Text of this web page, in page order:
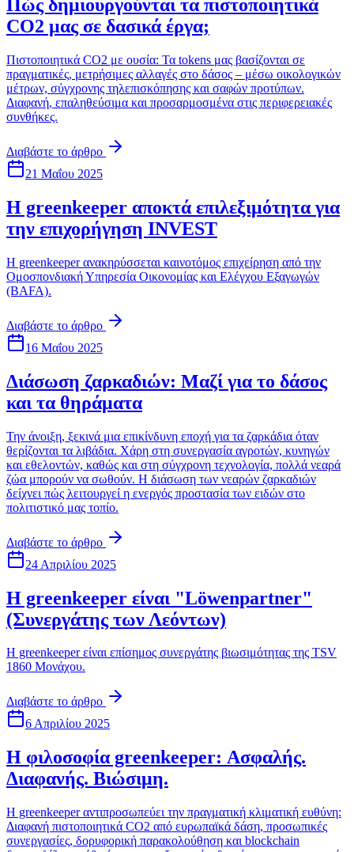
Πώς δημιουργούνται τα πιστοποιητικά
CO2 μας σε δασικά έργα;
Πιστοποιητικά CO2 με ουσία: Τα tokens μας βασίζονται σε
πραγματικές, μετρήσιμες αλλαγές στο δάσος – μέσω οικολογικών
μέτρων, σύγχρονης τηλεπισκόπησης και σαφών προτύπων.
Διαφανή, επαληθεύσιμα και προσαρμοσμένα στις περιφερειακές
συνθήκες.
Διαβάστε το άρθρο
21 Μαΐου 2025
Η greenkeeper αποκτά επιλεξιμότητα για
την επιχορήγηση INVEST
Η greenkeeper ανακηρύσσεται καινοτόμος επιχείρηση από την
Ομοσπονδιακή Υπηρεσία Οικονομίας και Ελέγχου Εξαγωγών
(BAFA).
Διαβάστε το άρθρο
16 Μαΐου 2025
Διάσωση ζαρκαδιών: Μαζί για το δάσος
και τα θηράματα
Την άνοιξη, ξεκινά μια επικίνδυνη εποχή για τα ζαρκάδια όταν
θερίζονται τα λιβάδια. Χάρη στη συνεργασία αγροτών, κυνηγών
και εθελοντών, καθώς και στη σύγχρονη τεχνολογία, πολλά νεαρά
ζώα μπορούν να σωθούν. Η διάσωση των νεαρών ζαρκαδιών
δείχνει πώς λειτουργεί η ενεργός προστασία των ειδών στο
πολιτιστικό μας τοπίο.
Διαβάστε το άρθρο
24 Απριλίου 2025
Η greenkeeper είναι "Löwenpartner"
(Συνεργάτης των Λεόντων)
Η greenkeeper είναι επίσημος συνεργάτης βιωσιμότητας της TSV
1860 Μονάχου.
Διαβάστε το άρθρο
6 Απριλίου 2025
Η φιλοσοφία greenkeeper: Ασφαλής.
Διαφανής. Βιώσιμη.
Η greenkeeper αντιπροσωπεύει την πραγματική κλιματική ευθύνη:
Διαφανή πιστοποιητικά CO2 από ευρωπαϊκά δάση, προσωπικές
συνεργασίες, δορυφορική παρακολούθηση και blockchain